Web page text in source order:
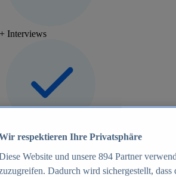
Interviews
entdecken
Insights
respektieren Ihre Privatsphäre
Website und unsere 894 Partner
Dadurch wird sichergestellt,